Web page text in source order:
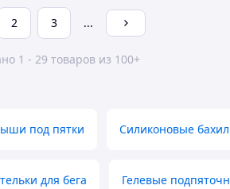
2 3 ...
1 - 29 товаров из 100+
под пятки Силиконовые
для бега Гелевые